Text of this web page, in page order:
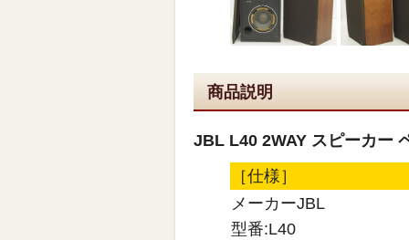
商品説明
JBL L40 2WAY スピーカー
［仕様］
メーカーJBL
型番:L40